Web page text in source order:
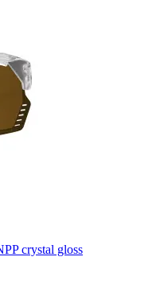
crystal gloss